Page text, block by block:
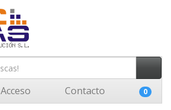
Acceso Contacto 0